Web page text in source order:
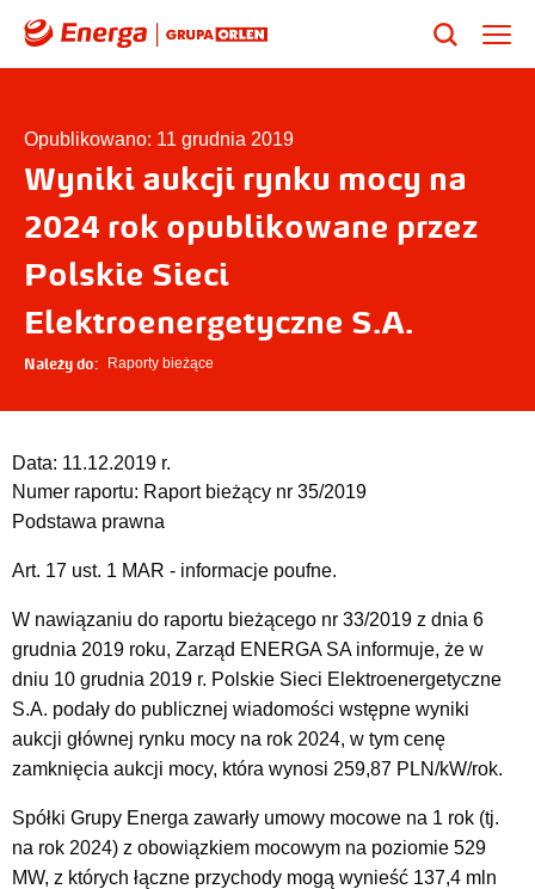
Opublikowano: 11 grudnia 2019
Wyniki aukcji rynku mocy na
2024 rok opublikowane przez
Polskie Sieci
Elektroenergetyczne S.A.
Należy do: Raporty bieżące
Data: 11.12.2019 r.
Numer raportu: Raport bieżący nr 35/2019
Podstawa prawna
Art. 17 ust. 1 MAR - informacje poufne.
W nawiązaniu do raportu bieżącego nr 33/2019 z dnia 6
grudnia 2019 roku, Zarząd ENERGA SA informuje, że w
dniu 10 grudnia 2019 r. Polskie Sieci Elektroenergetyczne
S.A. podały do publicznej wiadomości wstępne wyniki
aukcji głównej rynku mocy na rok 2024, w tym cenę
zamknięcia aukcji mocy, która wynosi 259,87 PLN/kW/rok.
Spółki Grupy Energa zawarły umowy mocowe na 1 rok (tj.
na rok 2024) z obowiązkiem mocowym na poziomie 529
MW, z których łączne przychody mogą wynieść 137,4 mln